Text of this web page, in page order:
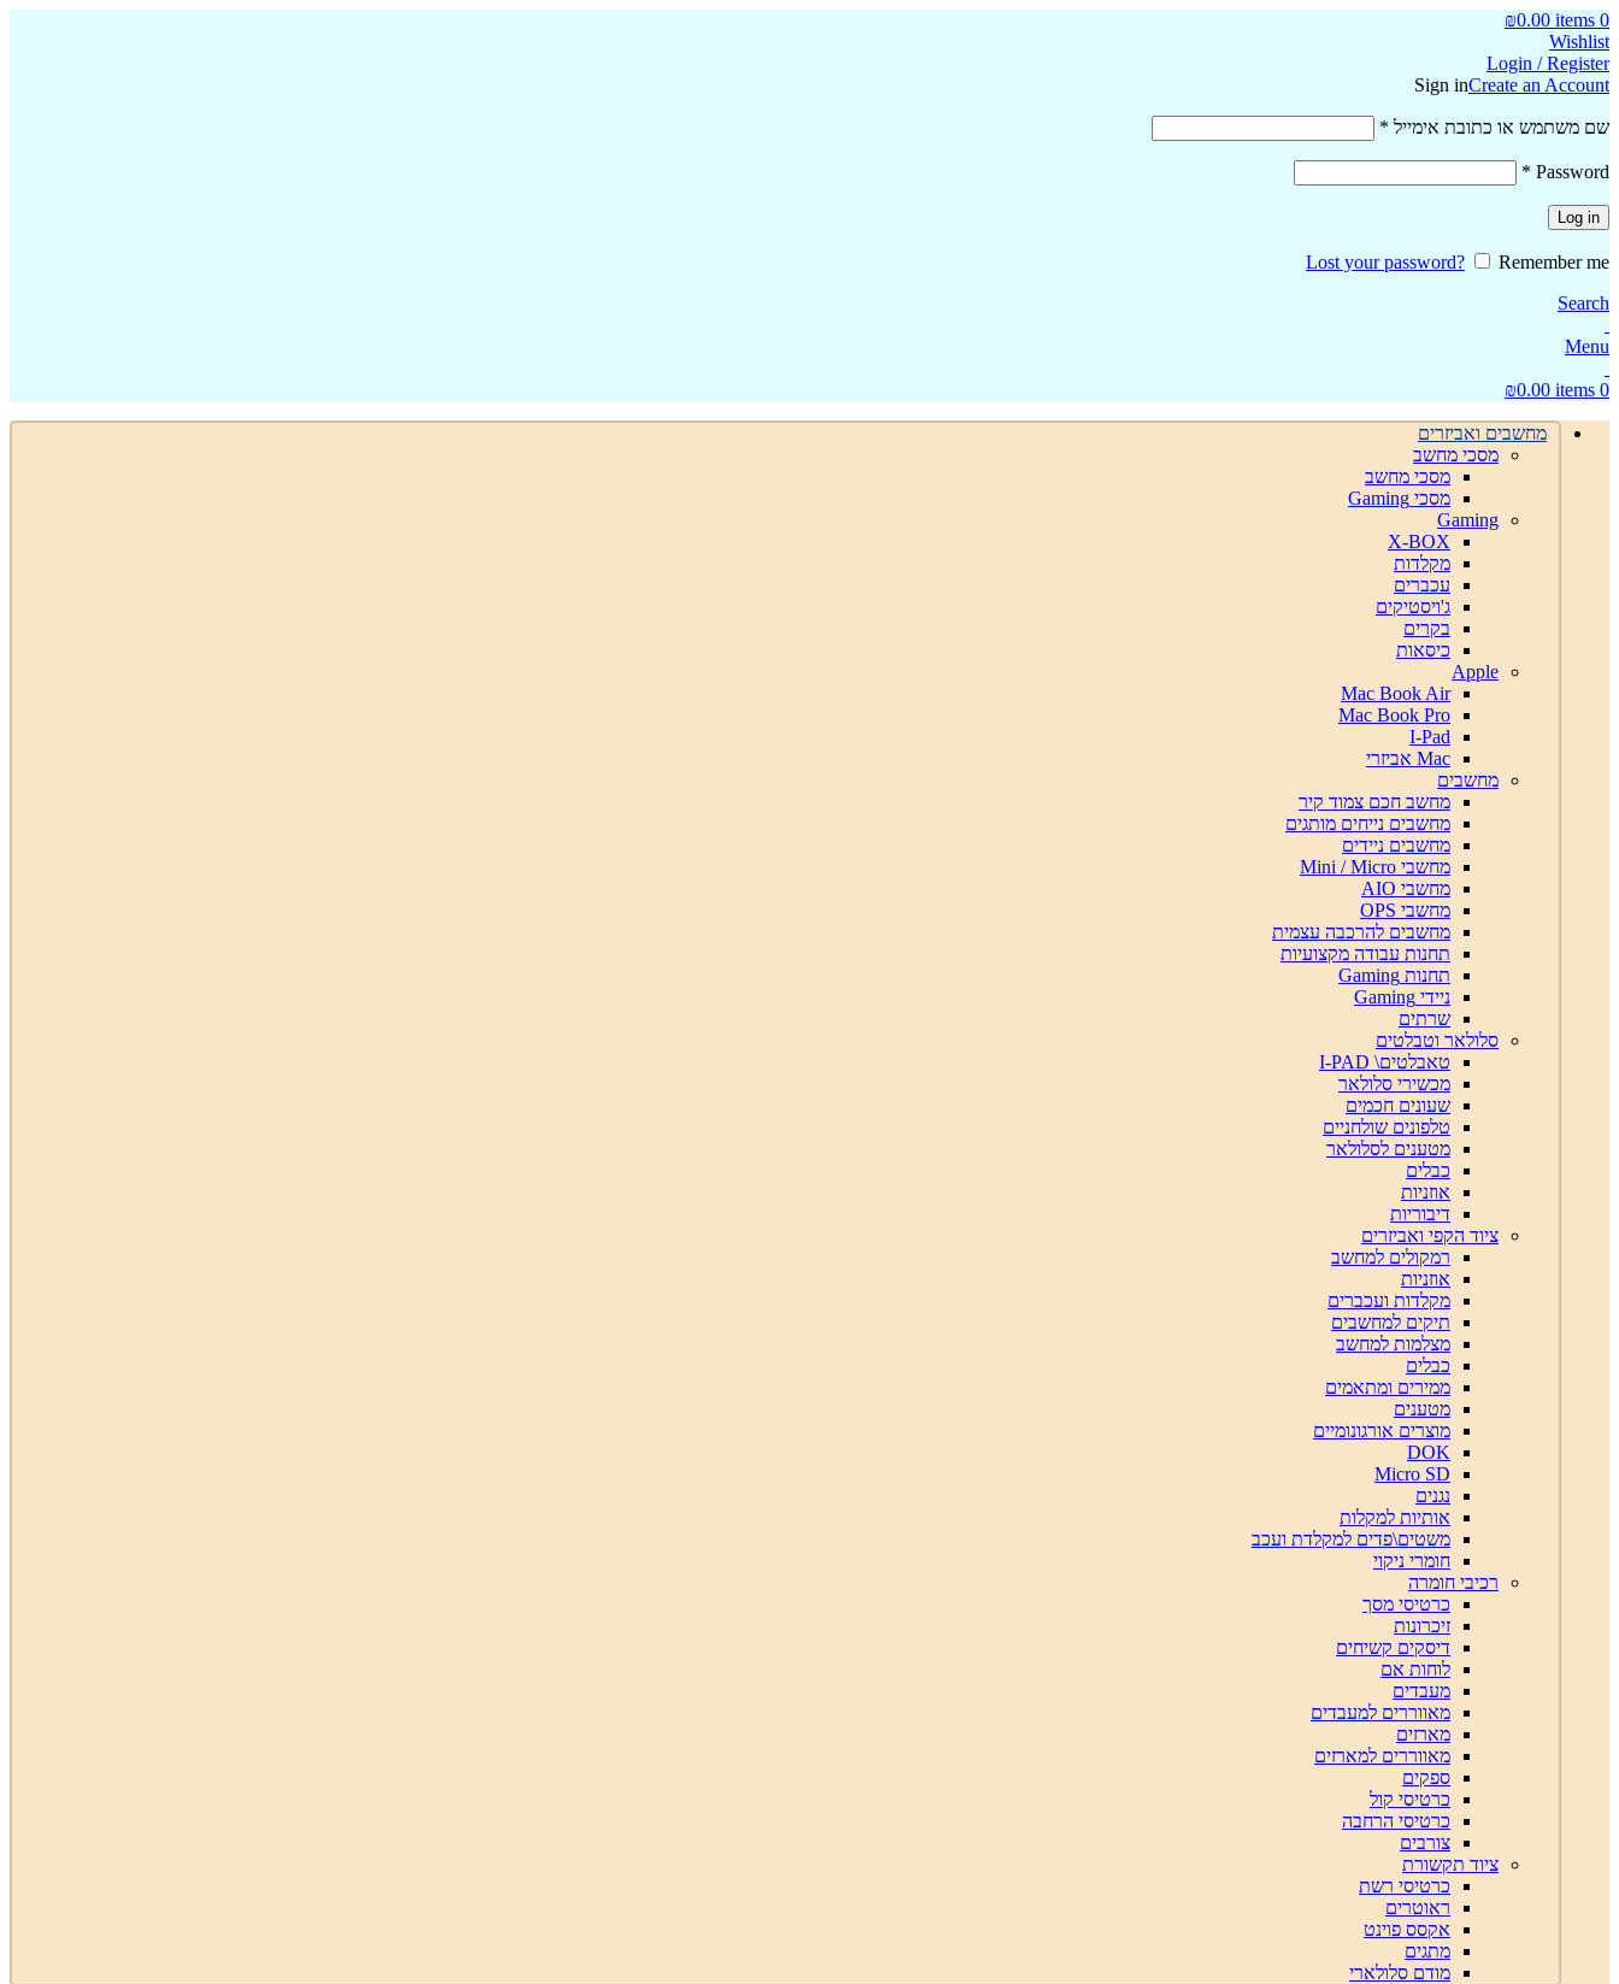
0
items
₪0.00
Wishlist
Login / Register
Sign inCreate an Account
שם משתמש או כתובת אימייל *
Password
*
Log in
Lost your password?
Remember me
Search
Menu
0
items
₪0.00
מחשבים ואביזרים
מסכי מחשב
מסכי מחשב
מסכי Gaming
Gaming
X-BOX
מקלדות
עכברים
ג'ויסטיקים
בקרים
כיסאות
Apple
Mac Book Air
Mac Book Pro
I-Pad
Mac אביזרי
מחשבים
מחשב חכם צמוד קיר
מחשבים נייחים מותגים
מחשבים ניידים
מחשבי Mini / Micro
מחשבי AIO
מחשבי OPS
מחשבים להרכבה עצמית
תחנות עבודה מקצועיות
תחנות Gaming
ניידי Gaming
שרתים
סלולאר וטבלטים
טאבלטים\ I-PAD
מכשירי סלולאר
שעונים חכמים
טלפונים שולחניים
מטענים לסלולאר
כבלים
אוזניות
דיבוריות
ציוד הקפי ואביזרים
רמקולים למחשב
אוזניות
מקלדות ועכברים
תיקים למחשבים
מצלמות למחשב
כבלים
ממירים ומתאמים
מטענים
מוצרים אורגונומיים
DOK
Micro SD
נגנים
אותיות למקלות
משטים\פדים למקלדת ועכב
חומרי ניקוי
רכיבי חומרה
כרטיסי מסך
זיכרונות
דיסקים קשיחים
לוחות אם
מעבדים
מאווררים למעבדים
מארזים
מאווררים למארזים
ספקים
כרטיסי קול
כרטיסי הרחבה
צורבים
ציוד תקשורת
כרטיסי רשת
ראוטרים
אקסס פוינט
מתגים
מודם סלולארי